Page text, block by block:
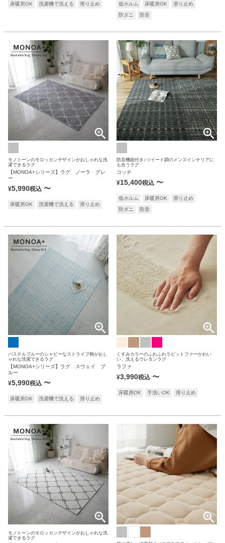
床暖房OK 洗濯機で洗える 滑り止め 低ホルム 床暖房OK
滑り止め
防ダニ
防音
モノトーンのモロッカンデザインがおしゃれな洗
濯できるラグ
【MONOA+シリーズ】ラグ ノーラ グレ
ー
¥5,990税込 〜
床暖房OK 洗濯機で洗える 滑り止め
防音機能付き♪ツイード調のメンズインテリアに
も合うラグ
コッチ
¥15,400税込 〜
低ホルム 床暖房OK
滑り止め
防ダニ
防音
パステルブルーのシャビーなストライプ柄がおし
ゃれな洗濯できるラグ
【MONOA+シリーズ】ラグ スウェイ ブ
ルー
¥5,990税込 〜
床暖房OK 洗濯機で洗える 滑り止め
くすみカラーのふわふわラビットファーかわい
い、洗えるウレタンラグ
ラファ
¥3,990税込 〜
床暖房OK 手洗いOK 滑り止め
モノトーンのモロッカンデザインがおしゃれな洗
濯できるラグ